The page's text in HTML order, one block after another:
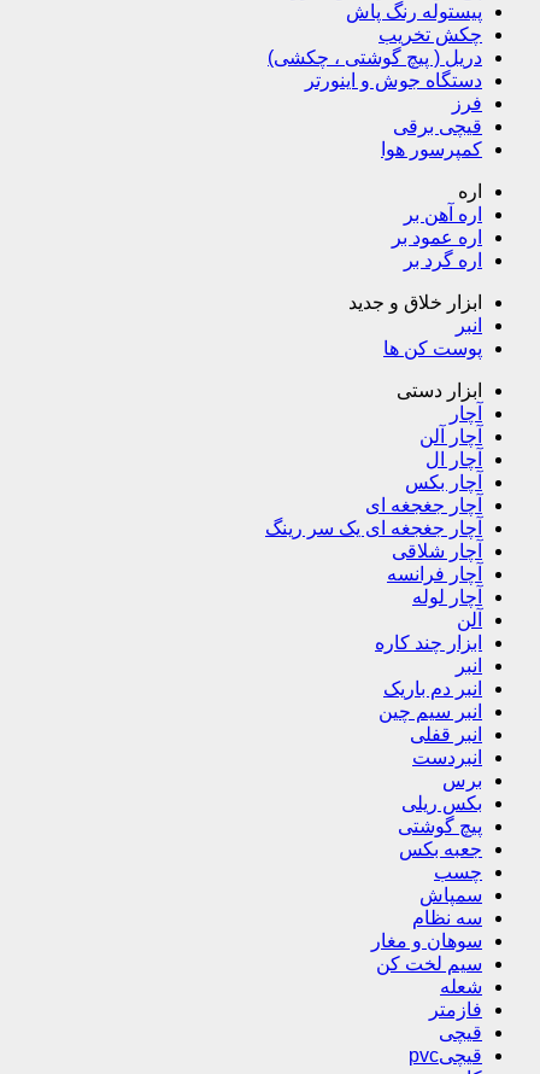
پیستوله رنگ پاش
چکش تخریب
دریل ( پیچ گوشتی ، چکشی)
دستگاه جوش و اینورتر
فرز
قیچی برقی
کمپرسور هوا
اره
اره آهن بر
اره عمود بر
اره گرد بر
ابزار خلاق و جدید
انبر
پوست کن ها
ابزار دستی
آچار
آچار آلن
آچار ال
آچار بکس
آچار جغجغه ای
آچار جغجغه ای یک سر رینگ
آچار شلاقی
آچار فرانسه
آچار لوله
آلن
ابزار چند کاره
انبر
انبر دم باریک
انبر سیم چین
انبر قفلی
انبردست
برس
بکس ریلی
پیچ گوشتی
جعبه بکس
چسب
سمپاش
سه نظام
سوهان و مغار
سیم لخت کن
شعله
فازمتر
قیچی
قیچیpvc